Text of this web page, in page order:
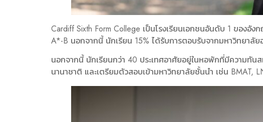
Cardiff Sixth Form College เป็นโรงเรียนเอกชนอันดับ 1 ของ
A*-B นอกจากนี้ นักเรียน 15% ได้รับการตอบรับจากมหาวิทยาลัย
นอกจากนี้ นักเรียนกว่า 40 ประเทศอาศัยอยู่ในหอพักที่มีความทัน
นานาชาติ และเตรียมตัวสอบเข้ามหาวิทยาลัยชั้นนำ เช่น BMAT,